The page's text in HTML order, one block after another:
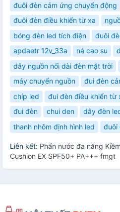
đuôi đèn cảm ứng chuyển động
đuôi đèn điều khiển từ xa
bóng đèn led tích điện
đuôi
apdaetr 12v_33a
ná cao su
dây nguồn nối dài đèn mặt trời
máy chuyển nguồn
đui đèn
chíp led
đui đèn điều khiển từ
đui đèn
chui den
dây đèn
thanh nhôm định hình led
đuôi
Liên kết: Phấn nước đa năng
Cushion EX SPF50+ PA+++ fmgt